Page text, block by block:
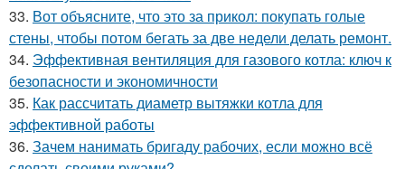
33. Вот объясните, что это за прикол: покупать голые
стены, чтобы потом бегать за две недели делать ремонт.
34. Эффективная вентиляция для газового котла: ключ к
безопасности и экономичности
35. Как рассчитать диаметр вытяжки котла для
эффективной работы
36. Зачем нанимать бригаду рабочих, если можно всё